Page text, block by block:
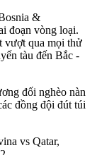
&
đoạn vòng loại.
vượt qua mọi thử
tàu đến Bắc -
đối nghèo nàn
đồng đội đút túi